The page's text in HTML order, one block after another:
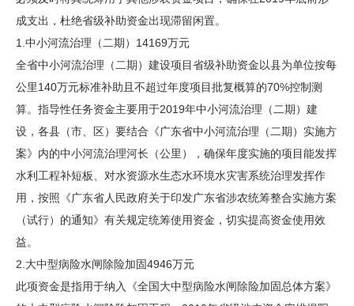
成支出，杜绝省级补助资金出现滞留闲置。
1.中小河流治理（二期）14169万元
全省中小河流治理（二期）建设项目省级补助资金以县为单位按每
公里140万元标准补助且不超过年度项目批复概算的70%控制测
算。指导性任务资金主要用于2019年中小河流治理（二期）建
设，各县（市、区）要结合《广东省中小河流治理（二期）实施方
案》内的中小河流治理河长（公里），确保年度实施的项目能发挥
水利工程补短板、对水资源水生态水环境水灾害系统治理发挥作
用，按照《广东省人民政府关于印发广东省涉农统筹整合实施方案
（试行）的通知》有关规定统筹使用资金，切实提高资金使用效
益。
2.大中型病险水闸除险加固4946万元
此项资金是指用于纳入《全国大中型病险水闸除险加固总体方案》